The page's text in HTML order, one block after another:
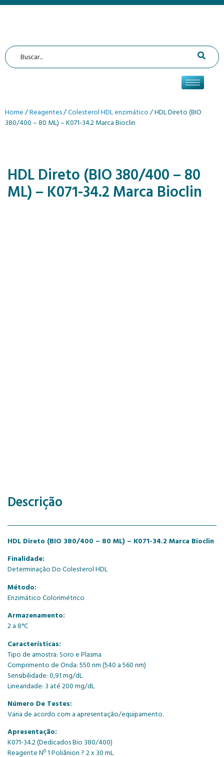
Home/Reagentes/Colesterol HDL enzimático/ HDL Direto (BIO
380/400 – 80 ML) – K071-34.2 Marca Bioclin
HDL Direto (BIO 380/400 – 80
ML) – K071-34.2 Marca Bioclin
Descrição
HDL Direto (BIO 380/400 – 80 ML) – K071-34.2 Marca Bioclin
Finalidade:
Determinação Do Colesterol HDL
Método:
Enzimático Colorimétrico
Armazenamento:
2 a 8°C
Características:
Tipo de amostra: Soro e Plasma
Comprimento de Onda: 550 nm (540 a 560 nm)
Sensibilidade: 0,91 mg/dL
Linearidade: 3 até 200 mg/dL
Número De Testes:
Varia de acordo com a apresentação/equipamento.
Apresentação:
K071-34.2 (Dedicados Bio 380/400)
Reagente Nº 1 Poliânion ? 2 x 30 mL